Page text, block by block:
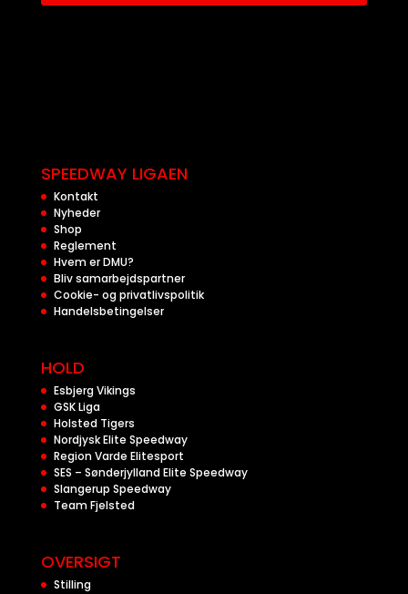
SPEEDWAY LIGAEN
Kontakt
Nyheder
Shop
Reglement
Hvem er DMU?
Bliv samarbejdspartner
Cookie- og privatlivspolitik
Handelsbetingelser
HOLD
Esbjerg Vikings
GSK Liga
Holsted Tigers
Nordjysk Elite Speedway
Region Varde Elitesport
SES – Sønderjylland Elite Speedway
Slangerup Speedway
Team Fjelsted
OVERSIGT
Stilling